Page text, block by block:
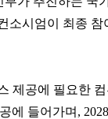
소시엄이 최종
제공에 필요한
에 들어가며,